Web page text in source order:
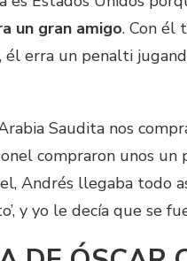
un gran amigo. Con él
él erra un penalti
Saudita nos
compraron unos un
Andrés llegaba todo
y yo le decía que se